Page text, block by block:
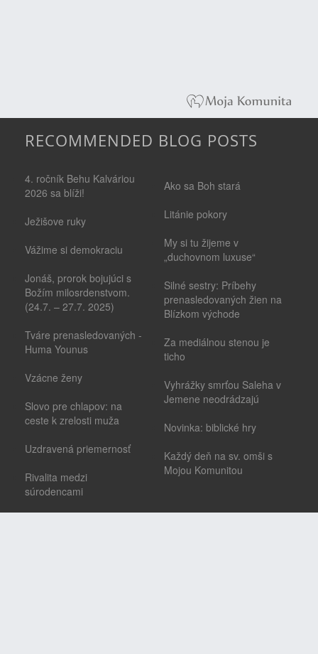
RECOMMENDED BLOG POSTS
4. ročník Behu Kalváriou
2026 sa blíži!
Ježišove ruky
Vážime si demokraciu
Jonáš, prorok bojujúci s
Božím milosrdenstvom.
(24.7. – 27.7. 2025)
Tváre prenasledovaných -
Huma Younus
Vzácne ženy
Slovo pre chlapov: na
ceste k zrelosti muža
Uzdravená priemernosť
Rivalita medzi
súrodencami
Ako sa Boh stará
Litánie pokory
My si tu žijeme v
„duchovnom luxuse“
Silné sestry: Príbehy
prenasledovaných žien na
Blízkom východe
Za mediálnou stenou je
ticho
Vyhrážky smrťou Saleha v
Jemene neodrádzajú
Novinka: biblické hry
Každý deň na sv. omši s
Mojou Komunitou